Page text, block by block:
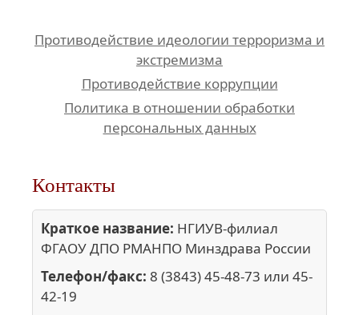
Противодействие идеологии терроризма и
экстремизма
Противодействие коррупции
Политика в отношении обработки
персональных данных
Контакты
Краткое название: НГИУВ-филиал
ФГАОУ ДПО РМАНПО Минздрава России
Телефон/факс: 8 (3843) 45-48-73 или 45-
42-19